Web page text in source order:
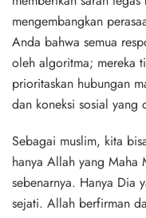
mengembangkan
Anda bahwa semua
oleh algoritma; mereka
prioritaskan hubungan
dan koneksi sosial yang
Sebagai muslim, kita
hanya Allah yang Maha
sebenarnya. Hanya Dia
sejati. Allah berfirman